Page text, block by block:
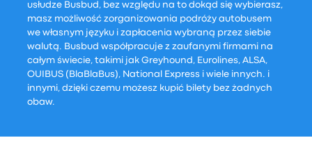
usłudze Busbud, bez względu na to dokąd się wybierasz,
masz możliwość zorganizowania podróży autobusem
we własnym języku i zapłacenia wybraną przez siebie
walutą. Busbud współpracuje z zaufanymi firmami na
całym świecie, takimi jak Greyhound, Eurolines, ALSA,
OUIBUS (BlaBlaBus), National Express i wiele innych. i
innymi, dzięki czemu możesz kupić bilety bez żadnych
obaw.